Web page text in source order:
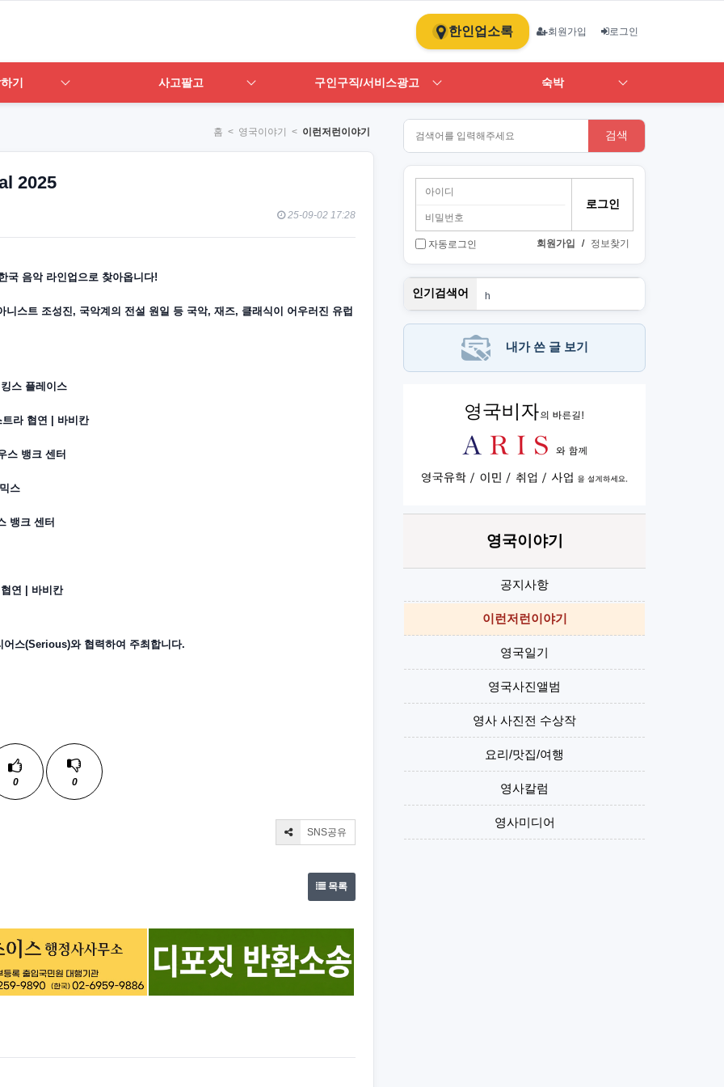
한인업소록 회원가입 로그인
기 사고팔고 구인구직/서비스광고 숙박
홈 < 영국이야기 < 이런저런이야기
2025
25-09-02 17:28
국 음악 라인업으로 찾아옵니다!
니스트 조성진, 국악계의 전설 원일 등 국악, 재즈, 클래식이 어우러진 유럽
킹스 플레이스
트라 협연 바비칸
스 뱅크 센터
믹스
뱅크 센터
협연 바비칸
어스(Serious)와 협력하여 주최합니다.
0 0
SNS공유
목록
검색
자동로그인 회원가입 / 정보찾기
인기검색어
h
1
art
단기
내가 쓴 글 보기
영국이야기
공지사항
이런저런이야기
영국일기
영국사진앨범
영사 사진전 수상작
요리/맛집/여행
영사칼럼
영사미디어